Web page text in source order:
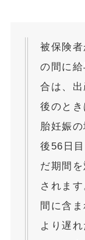
被保険
の間に
合は、
後のと
胎妊娠
後56日
だ期間
されま
間に含
より遅